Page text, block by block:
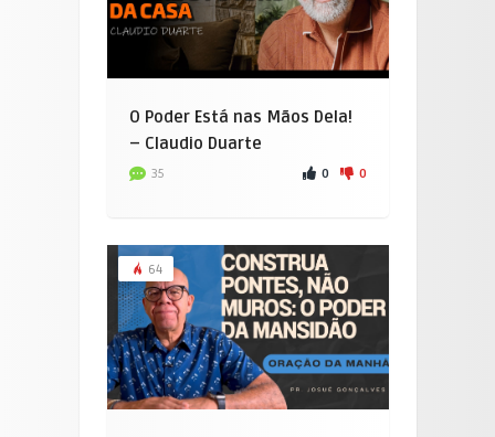
O Poder Está nas Mãos Dela!
– Claudio Duarte
35 0 0
64